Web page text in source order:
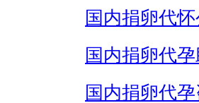
国内捐卵代怀
国内捐卵代
国内捐卵代